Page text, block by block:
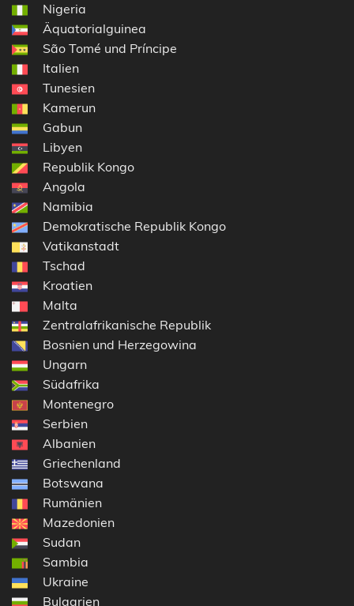
Nigeria
Äquatorialguinea
São Tomé und Príncipe
Italien
Tunesien
Kamerun
Gabun
Libyen
Republik Kongo
Angola
Namibia
Demokratische Republik Kongo
Vatikanstadt
Tschad
Kroatien
Malta
Zentralafrikanische Republik
Bosnien und Herzegowina
Ungarn
Südafrika
Montenegro
Serbien
Albanien
Griechenland
Botswana
Rumänien
Mazedonien
Sudan
Sambia
Ukraine
Bulgarien